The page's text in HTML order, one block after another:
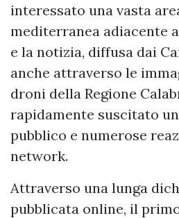
interessato una vasta
mediterranea adiacente
e la notizia, diffusa dai
anche attraverso le
droni della Regione
rapidamente suscitato
pubblico e numerose
network.
Attraverso una lunga
pubblicata online, il